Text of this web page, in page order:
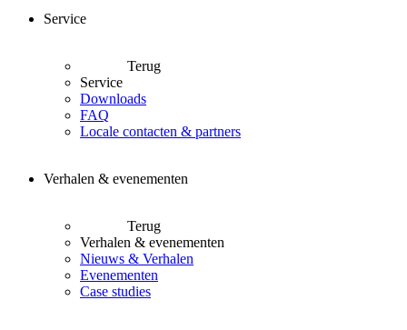
Service
Terug
Service
Downloads
FAQ
Locale contacten & partners
Verhalen & evenementen
Terug
Verhalen & evenementen
Nieuws & Verhalen
Evenementen
Case studies